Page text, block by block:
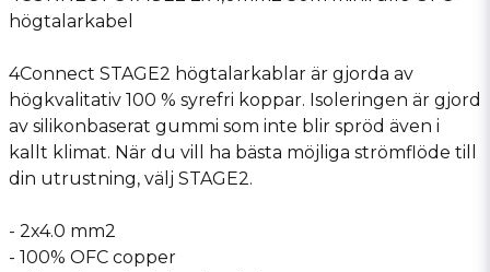
högtalarkabel
4Connect STAGE2 högtalarkablar är gjorda av
högkvalitativ 100 % syrefri koppar. Isoleringen är gjord
av silikonbaserat gummi som inte blir spröd även i
kallt klimat. När du vill ha bästa möjliga strömflöde till
din utrustning, välj STAGE2.
- 2x4.0 mm2
- 100% OFC copper